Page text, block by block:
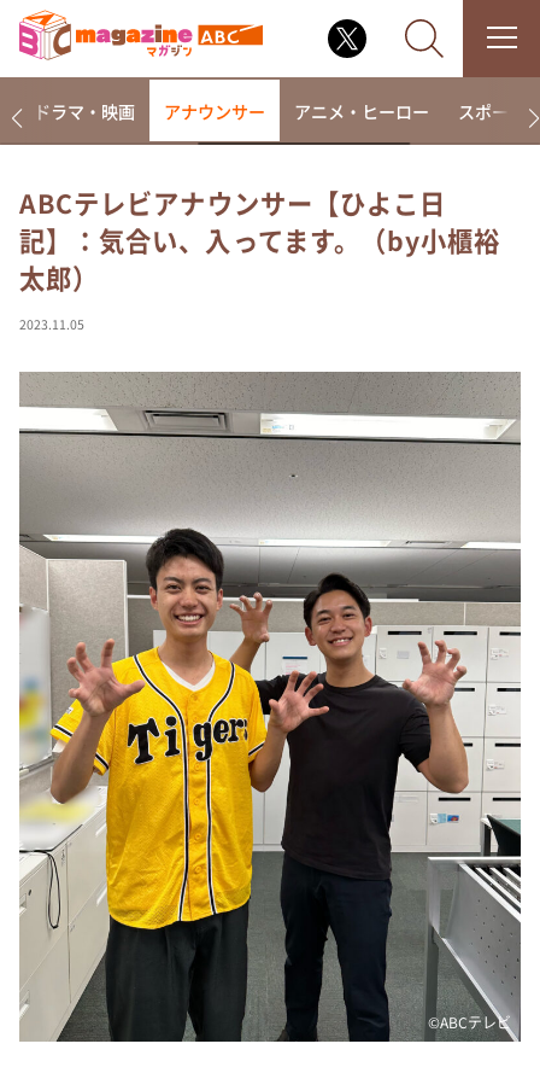
なるみ・岡村の過ぎるTV
相席食堂
これ余談なんですけど・・・
て真剣です
探偵！ナイトスクープ
news おかえり
河合＆A.B.C-Z塚田×福井アナ「なんでやねん！？」
（news おかえり）
DAIGOも台所 ～きょうの献立 何にする？～
本日はダイアンなり！シーズン２
朝だ！生です旅サラダ
教えて！ニュースライブ 正義のミカタ
ＬＩＦＥ～夢のカタチ～
新婚さんいらっしゃい！
ポツンと一軒家
ザキ山小屋本館
ぺこぱのまるスポ
アナ回覧板
ドラマ・映画 アナウンサー アニメ・ヒーロー スポーツ
ABCテレビアナウンサー【ひよこ日
記】：気合い、入ってます。（by小櫃裕
太郎）
2023.11.05
©️ABCテレビ